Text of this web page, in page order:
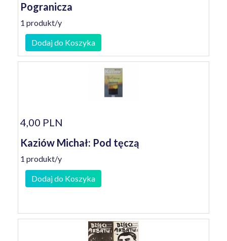
Pogranicza
1 produkt/y
Dodaj do Koszyka
4,00 PLN
Kaziów Michał: Pod tęczą
1 produkt/y
Dodaj do Koszyka